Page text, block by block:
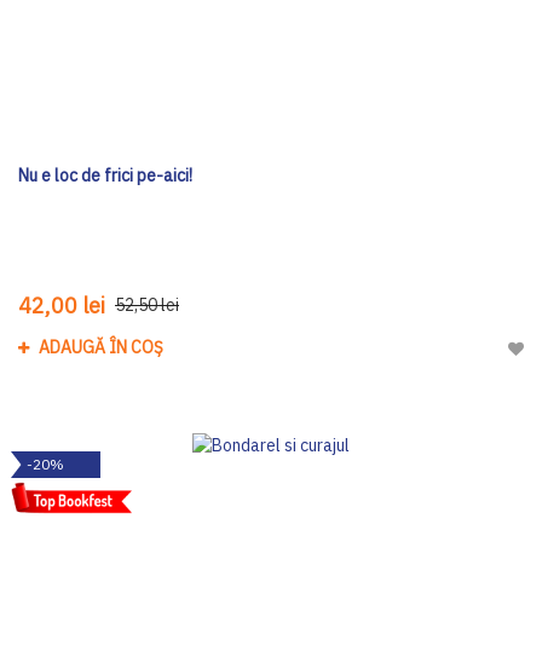
Nu e loc de frici pe-aici!
42,00 lei 52,50 lei
ADAUGĂ ÎN COȘ
-20%